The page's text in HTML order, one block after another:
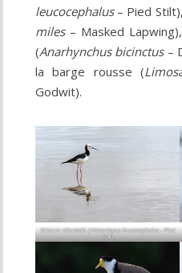
leucocephalus– Pied
miles– Masked
(Anarhynchus bicinctus–
la barge rousse (
Godwit).
Echasse d’Australie (Himantopus leucocephalus– Pied
Stilt)